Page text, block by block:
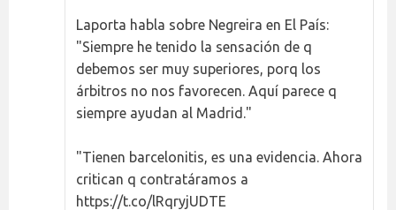
Laporta habla sobre Negreira en El País:
"Siempre he tenido la sensación de q
debemos ser muy superiores, porq los
árbitros no nos favorecen. Aquí parece q
siempre ayudan al Madrid."
"Tienen barcelonitis, es una evidencia. Ahora
critican q contratáramos a
https://t.co/lRqryjUDTE